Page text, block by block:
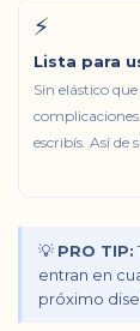
⚡
Lista para
Sin elástico
escribís. Así de
💡 PRO TIP:
entran en
próximo